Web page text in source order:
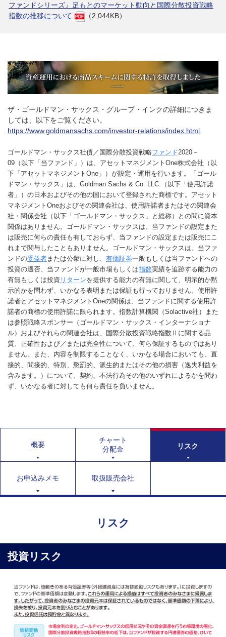
ファンドシリーズ』足もとのマーケット動向と国際分散投資戦略
指数の推移について
（2,044KB）
ザ・ゴールドマン・サックス・グループ・インクの詳細につきま
しては、以下をご覧ください。
https://www.goldmansachs.com/investor-relations/index.html
ゴールドマン・サックス社債／国際分散投資戦略ファンド2020－
09（以下「当ファンド」）は、アセットマネジメントOne株式会社（以
下「アセットマネジメントOne」）が設定・運用を行います。「ゴール
ドマン・サックス」は、Goldman Sachs & Co. LLC.（以下「使用許諾
者」）の日本およびその他の国において登録された商標です。アセット
マネジメントOneおよびその関連会社は、使用許諾者またはその関連会
社・関係会社（以下「ゴールドマン・サックス」と総称）との間に資本
関係はありません。ゴールドマン・サックスは、当ファンドの設定また
は販売に何らの責任も有しておらず、当ファンドの設定または販売にこ
れまで関与したこともありません。ゴールドマン・サックスは、当ファ
ンドの受益者または公衆に対し、 有価証券一般もしくは当ファンドへの
投資の適否、当ファンドが一般市場もしくは指数実績を追跡する能力の
有無もしくは投資 リターンを提供する能力の有無に関して、明示的か黙
示的かを問わず、いかなる表明または保証も行っておりません。使用許
諾者とアセットマネジメントOneの関係は、当ファンドに関する使用許
諾者の商標の使用許諾に限られます。指数計算機関（Solactive社）また
は参照戦略スポンサー（ゴールドマン・サックス・インターナショナ
ル）およびそれらの関連会社は、国際分散投資戦略指数Ⅱに関する品
質、正確性および／または完全性について、何ら保証するものではあり
ません。また、内容を制限することなく、いかなる場合においても、直
接的、間接的、特別、懲罰的、派生的またはその他の損害（逸失利益を
含みます。）について、契約、不法行為その他のいずれによるかを問わ
ず、いかなる者に対しても何ら責任を負いません。
概要
チャート
分配金
リスク
お申込みメモ 取扱販売会社
リスク
投資リスク